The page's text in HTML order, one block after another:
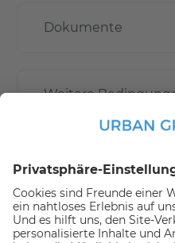
Dokumente
Weitere
Wie funktioniert die
Erstattungspolitik